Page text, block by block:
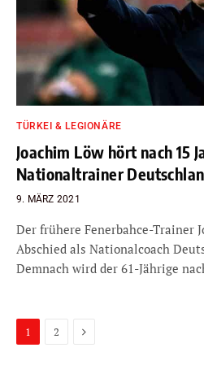
TÜRKEI & LEGIONÄRE
Joachim Löw hört nach 15
Nationaltrainer
9. MÄRZ 2021
Der frühere Fenerbahce-Trainer
Abschied als Nationalcoach
Demnach wird der 61-Jährige
1 2 Next